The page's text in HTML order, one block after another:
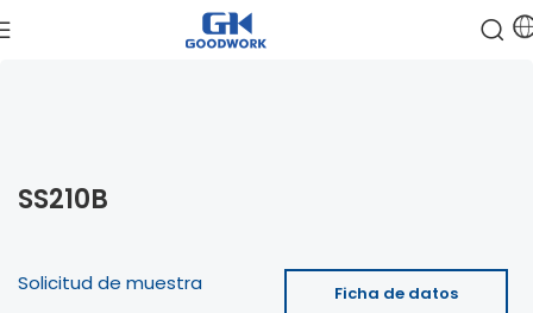
SS210B
Solicitud de muestra Ficha de datos